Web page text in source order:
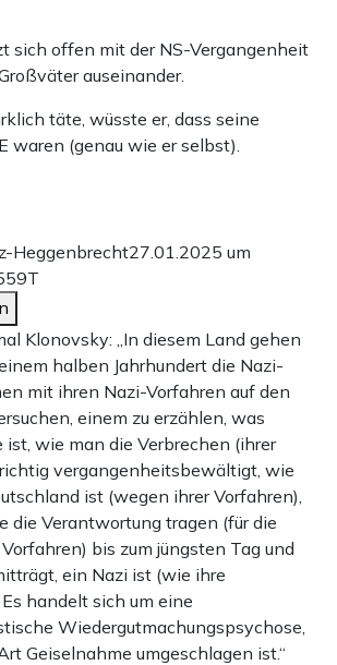
sich offen mit der NS-Vergangenheit
auseinander.
täte, wüsste er, dass seine
waren (genau wie er selbst).
Heggenbrecht27.01.2025 um
Klonovsky: „In diesem Land gehen
halben Jahrhundert die Nazi-
mit ihren Nazi-Vorfahren auf den
einem zu erzählen, was
ist, wie man die Verbrechen (ihrer
vergangenheitsbewältigt, wie
ist (wegen ihrer Vorfahren),
die Verantwortung tragen (für die
bis zum jüngsten Tag und
ein Nazi ist (wie ihre
handelt sich um eine
Wiedergutmachungspsychose,
Geiselnahme umgeschlagen ist.“